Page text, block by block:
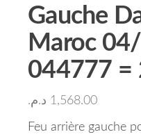
Gauche
Maroc
044777 =
1,568.00 د.م.
Feu arrière gauche